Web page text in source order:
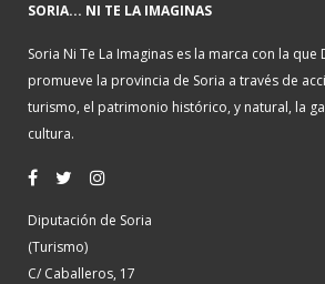
SORIA... NI TE LA IMAGINAS
Soria Ni Te La Imaginas es la marca con la que
promueve la provincia de Soria a través de
turismo, el patrimonio histórico, y natural, la
cultura.
Diputación de Soria
(Turismo)
C/ Caballeros, 17